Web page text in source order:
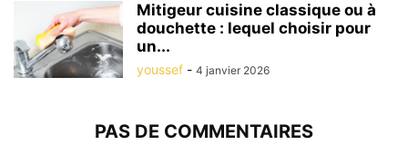
Mitigeur cuisine classique ou à
douchette : lequel choisir pour
un...
youssef - 4 janvier 2026
PAS DE COMMENTAIRES